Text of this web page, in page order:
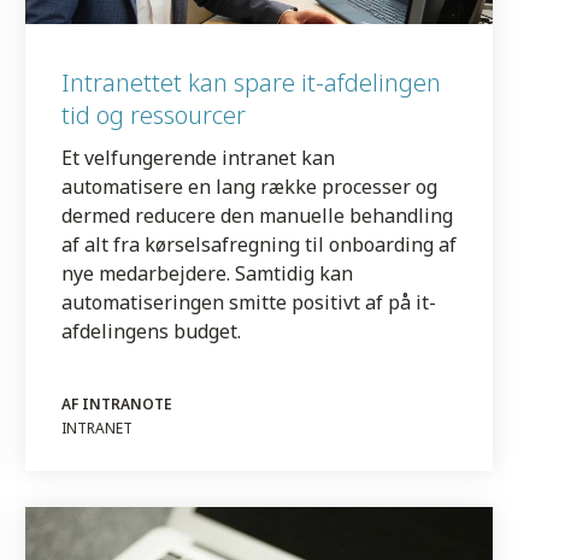
Intranettet kan spare it-afdelingen
tid og ressourcer
Et velfungerende intranet kan
automatisere en lang række processer og
dermed reducere den manuelle behandling
af alt fra kørselsafregning til onboarding af
nye medarbejdere. Samtidig kan
automatiseringen smitte positivt af på it-
afdelingens budget.
AF INTRANOTE
INTRANET